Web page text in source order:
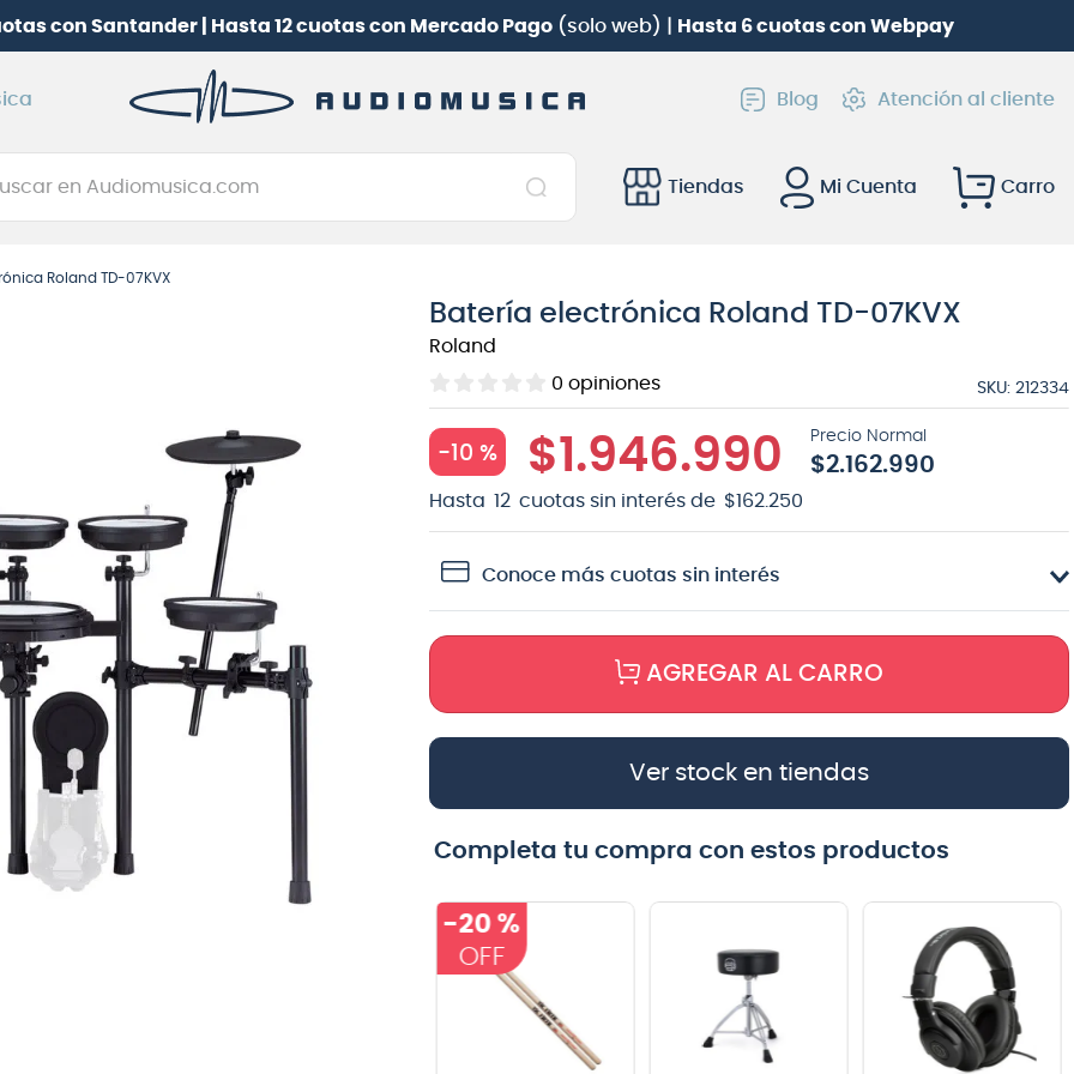
y participa por unaBatería electrónica Roland TD-02KV gratis!
Blog Atención al cliente
en Audiomusica.com
Tiendas
Mi Cuenta
Roland TD-07KVX
Batería electrónica Roland TD-07KVX
Roland
0 opiniones SKU: 212334
- 10 % $1 .946.990 $2.162.990
Hasta 12 cuotas sin interés de $162. 250
Conoce más cuotas sin interés
AGREGAR AL CARRO
Ver stock en tiendas
Completa tu compra con estos productos
-20 %
electrica